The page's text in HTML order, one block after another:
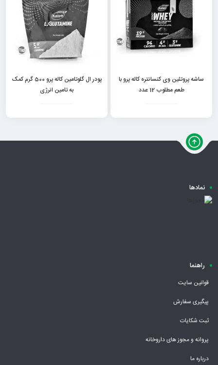
ساشه پروتئین وی کنسانتره کاله پرو با
طعم مطلوب 12 عدد
پودر ال گلوتامین کاله پرو 500 گرم کمک
به تامین انرژی
نمادها
راهنما
قوانین سایت
پیگیری سفارش
ثبت شکایات
پروانه و مجوز های داروخانه
درباره ما